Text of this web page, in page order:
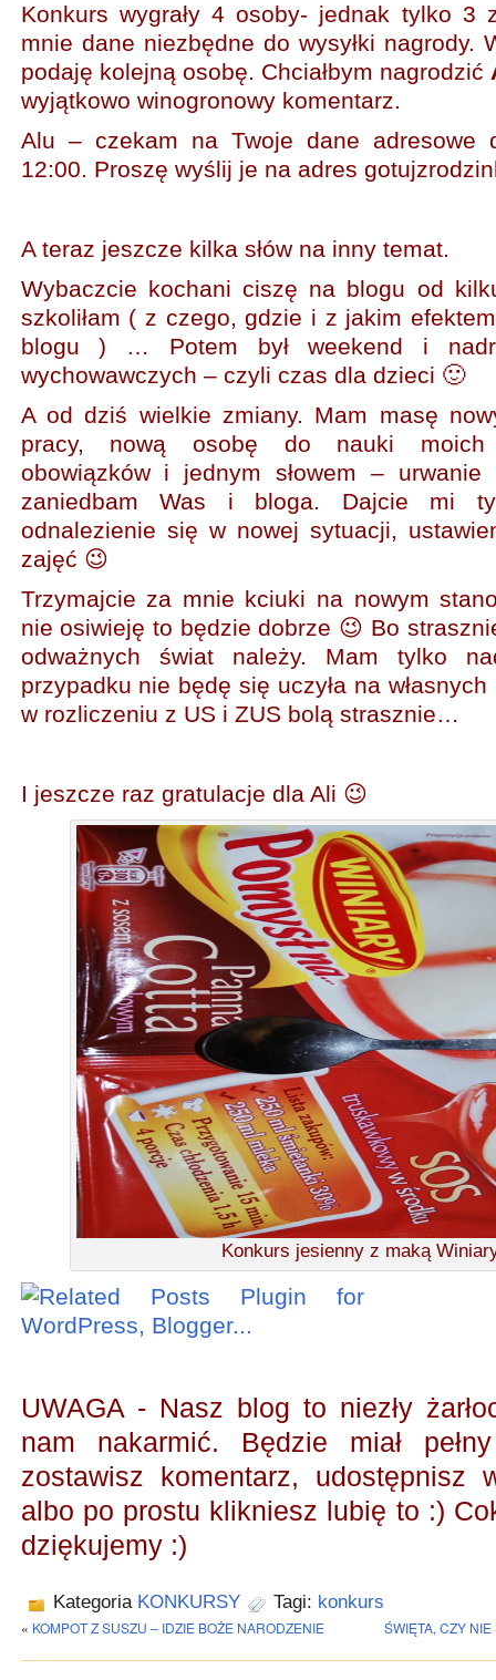
Konkurs wygrały 4 osoby- jednak tylko 3
mnie dane niezbędne do wysyłki nagrody.
podaję kolejną osobę. Chciałbym nagrodzić
wyjątkowo winogronowy komentarz.
Alu – czekam na Twoje dane adresowe
12:00. Proszę wyślij je na adres
A teraz jeszcze kilka słów na inny temat.
Wybaczcie kochani ciszę na blogu od
szkoliłam ( z czego, gdzie i z jakim
blogu ) … Potem był weekend i
wychowawczych – czyli czas dla dzieci 🙂
A od dziś wielkie zmiany. Mam masę
pracy, nową osobę do nauki moich
obowiązków i jednym słowem – urwanie
zaniedbam Was i bloga. Dajcie mi
odnalezienie się w nowej sytuacji,
zajęć 😉
Trzymajcie za mnie kciuki na nowym
nie osiwieję to będzie dobrze 😉 Bo
odważnych świat należy. Mam tylko
przypadku nie będę się uczyła na własnych
w rozliczeniu z US i ZUS bolą strasznie…
I jeszcze raz gratulacje dla Ali 😉
Konkurs jesienny z maką
UWAGA - Nasz blog to niezły
nam nakarmić. Będzie miał
zostawisz komentarz,
albo po prostu klikniesz lubię to :)
dziękujemy :)
Kategoria KONKURSY Tagi: konkurs
« KOMPOT Z SUSZU – IDZIE BOŻE NARODZENIE ŚWIĘTA, CZY